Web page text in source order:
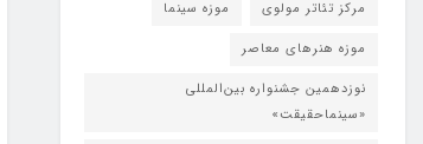
مرکز تئاتر مولوی
موزه سینما
موزه هنرهای معاصر
نوزدهمین جشنواره بین‌المللی
«سینماحقیقت»